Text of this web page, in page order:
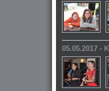
05.05.2017 -